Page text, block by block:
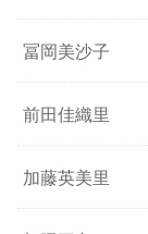
冨岡美沙子
前田佳織里
加藤英美里